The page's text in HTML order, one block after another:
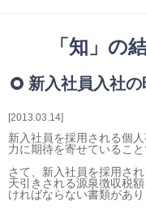
相続・贈与・事業承継をお
医業経営者の方
寺院などの宗教法人経営者
認定こども園経営者の方
幼稚園・学校法人経営者の
保育園経営者の方
「知」の
2013.03.14
新入社員入社
新入社員を採用される個
力に期待を寄せていること
さて、新入社員を採用さ
天引きされる源泉徴収税
ければならない書類があり